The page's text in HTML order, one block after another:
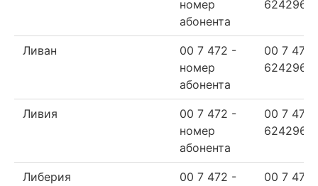
номер
абонента
624296
Ливан
00 7 472 -
номер
абонента
00 7 472
624296
Ливия
00 7 472 -
номер
абонента
00 7 472
624296
Либерия
00 7 472 -
00 7 472